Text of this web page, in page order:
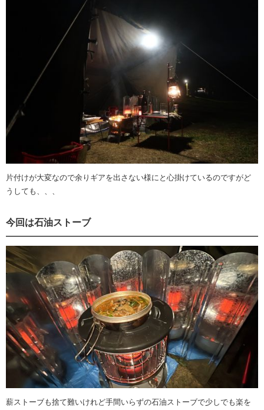
片付けが大変なので余りギアを出さない様にと心掛けているのですがど
うしても、、、
今回は石油ストーブ
薪ストーブも捨て難いけれど手間いらずの石油ストーブで少しでも楽を